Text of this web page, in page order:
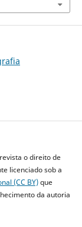
o direito de
licenciado sob a
(CC BY)que
da autoria